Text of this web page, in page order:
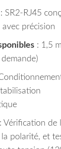
: SR2-RJ45
avec précision
: 1,5
: Vérification de
polarité, et